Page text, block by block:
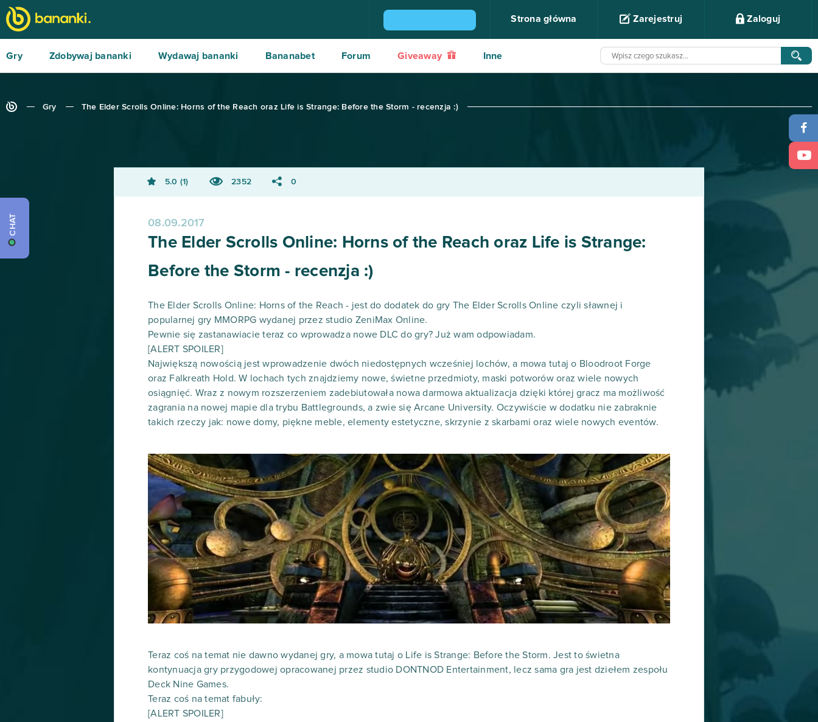
Strona główna Zarejestruj Zaloguj
Gry Zdobywaj bananki Wydawaj bananki Bananabet Forum Giveaway Inne
Gry The Elder Scrolls Online: Horns of the Reach oraz Life is Strange: Before the Storm - recenzja :)
5.0 1 2352 0
08.09.2017
The Elder Scrolls Online: Horns of the Reach oraz Life is Strange:
Before the Storm - recenzja :)
The Elder Scrolls Online: Horns of the Reach - jest do dodatek do gry The Elder Scrolls Online czyli sławnej i
popularnej gry MMORPG wydanej przez studio ZeniMax Online.
Pewnie się zastanawiacie teraz co wprowadza nowe DLC do gry? Już wam odpowiadam.
[ALERT SPOILER]
Największą nowością jest wprowadzenie dwóch niedostępnych wcześniej lochów, a mowa tutaj o Bloodroot Forge
oraz Falkreath Hold. W lochach tych znajdziemy nowe, świetne przedmioty, maski potworów oraz wiele nowych
osiągnięć. Wraz z nowym rozszerzeniem zadebiutowała nowa darmowa aktualizacja dzięki której gracz ma możliwość
zagrania na nowej mapie dla trybu Battlegrounds, a zwie się Arcane University. Oczywiście w dodatku nie zabraknie
takich rzeczy jak: nowe domy, piękne meble, elementy estetyczne, skrzynie z skarbami oraz wiele nowych eventów.
Teraz coś na temat nie dawno wydanej gry, a mowa tutaj o Life is Strange: Before the Storm. Jest to świetna
kontynuacja gry przygodowej opracowanej przez studio DONTNOD Entertainment, lecz sama gra jest dziełem zespołu
Deck Nine Games.
Teraz coś na temat fabuły:
[ALERT SPOILER]
CHAT